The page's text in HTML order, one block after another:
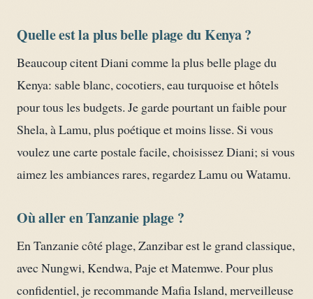
Quelle est la plus belle plage du Kenya ?
Beaucoup citent Diani comme la plus belle plage du
Kenya: sable blanc, cocotiers, eau turquoise et hôtels
pour tous les budgets. Je garde pourtant un faible pour
Shela, à Lamu, plus poétique et moins lisse. Si vous
voulez une carte postale facile, choisissez Diani; si vous
aimez les ambiances rares, regardez Lamu ou Watamu.
Où aller en Tanzanie plage ?
En Tanzanie côté plage, Zanzibar est le grand classique,
avec Nungwi, Kendwa, Paje et Matemwe. Pour plus
confidentiel, je recommande Mafia Island, merveilleuse